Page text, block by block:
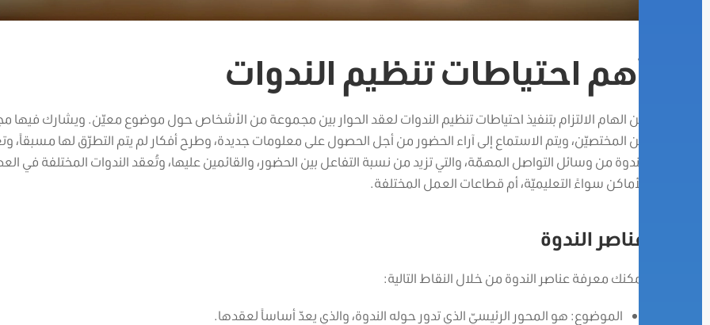
أهم احتياطات تنظيم الندوات
من الهام الالتزام بتنفيذ احتياطات تنظيم الندوات لعقد الحوار بين مجموعة من الأشخاص حول موضوع معيّن. ويشارك فيها
من المختصيّن، ويتم الاستماع إلى آراء الحضور من أجل الحصول على معلومات جديدة، وطرح أفكار لم يتم التطرّق لها مسبقاً،
الندوة من وسائل التواصل المهمّة، والتي تزيد من نسبة التفاعل بين الحضور، والقائمين عليها، وتُعقد الندوات المختلفة في
الأماكن سواءً التعليميّة، أم قطاعات العمل المختلفة.
عناصر الندوة
يمكنك معرفة عناصر الندوة من خلال النقاط التالية:
الموضوع: هو المحور الرئيسيّ الذي تدور حوله الندوة، والذي يعدّ أساساً لعقدها.